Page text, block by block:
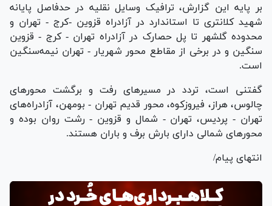
بر پایه این گزارش، ترافیک وسایل نقلیه در حدفاصل پایانه
شهید کلانتری تا استاندارد در آزادراه قزوین -کرج - تهران و
محدوده گلشهر تا پل حصارک در آزادراه تهران - کرج - قزوین
سنگین و در برخی از مقاطع محور شهریار - تهران نیمه‌سنگین
است.
گفتنی است، تردد در مسیر‌های رفت و برگشت محور‌های
چالوس، هراز، فیروزکوه، محور قدیم تهران - بومهن، آزادراه‌های
تهران - پردیس، تهران - شمال و قزوین - رشت روان بوده و
محور‌های شمالی دارای بارش برف و باران هستند.
انتهای پیام/